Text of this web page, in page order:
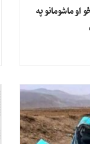
ماشومانو په